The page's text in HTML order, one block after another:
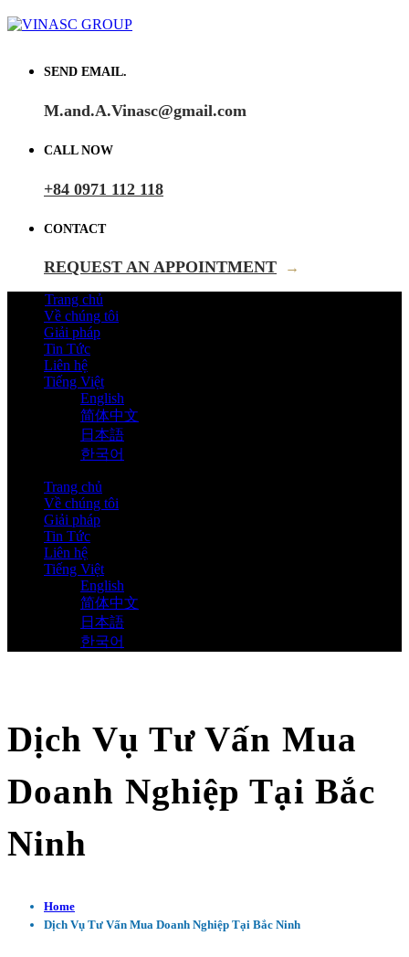
SEND EMAIL.
M.and.A.Vinasc@gmail.com
CALL NOW
+84 0971 112 118
CONTACT
REQUEST AN APPOINTMENT →
Trang chủ
Về chúng tôi
Giải pháp
Tin Tức
Liên hệ
Tiếng Việt
English
简体中文
日本語
한국어
Trang chủ
Về chúng tôi
Giải pháp
Tin Tức
Liên hệ
Tiếng Việt
English
简体中文
日本語
한국어
Dịch Vụ Tư Vấn Mua
Doanh Nghiệp Tại Bắc
Ninh
Home
Dịch Vụ Tư Vấn Mua Doanh Nghiệp Tại Bắc Ninh